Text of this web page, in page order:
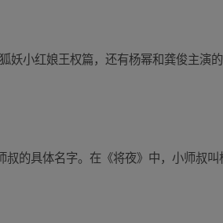
妖小红娘王权篇，还有杨幂和龚俊主演
的具体名字。在《将夜》中，小师叔叫